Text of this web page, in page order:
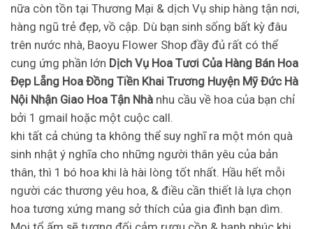
nữa còn tồn tại Thương Mại & dịch Vụ ship hàng tận nơi,
hàng ngũ trẻ đẹp, vồ cập. Dù bạn sinh sống bất kỳ đâu
trên nước nhà, Baoyu Flower Shop đầy đủ rất có thể
cung ứng phần lớn Dịch Vụ Hoa Tươi Của Hàng Bán Hoa
Đẹp Lẵng Hoa Đồng Tiền Khai Trương Huyện Mỹ Đức Hà
Nội Nhận Giao Hoa Tận Nhà nhu cầu về hoa của bạn chỉ
bởi 1 gmail hoặc một cuộc call.
khi tất cả chúng ta không thể suy nghĩ ra một món quà
sinh nhật ý nghĩa cho những người thân yêu của bản
thân, thì 1 bó hoa khi là hài lòng tốt nhất. Hầu hết mỗi
người các thương yêu hoa, & điều cần thiết là lựa chọn
hoa tương xứng mang sở thích của gia đình bạn dìm.